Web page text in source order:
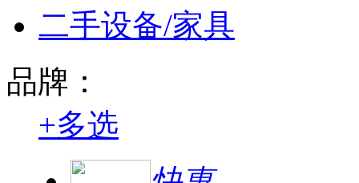
二手设备/家具
品牌：
+多选